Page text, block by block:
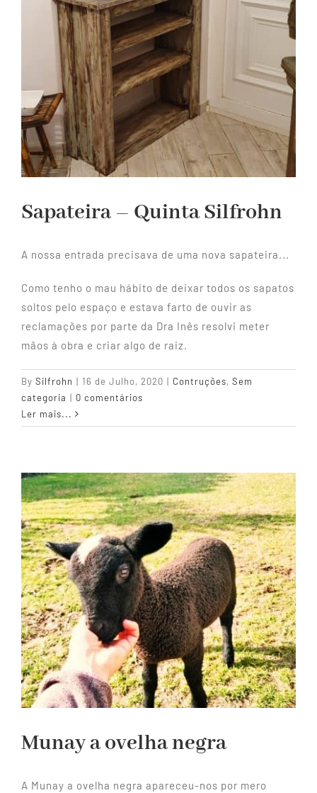
Sapateira – Quinta Silfrohn
A nossa entrada precisava de uma nova sapateira...
Como tenho o mau hábito de deixar todos os sapatos
soltos pelo espaço e estava farto de ouvir as
reclamações por parte da Dra Inês resolvi meter
mãos à obra e criar algo de raiz.
By Silfrohn | 16 de Julho, 2020 | Contruções, Sem
categoria | 0 comentários
Ler mais...
Munay a ovelha negra
A Munay a ovelha negra apareceu-nos por mero